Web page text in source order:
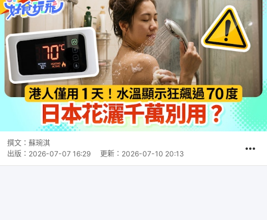
撰文： 蘇琬淇
出版： 2026-07-07 16:29 更新： 2026-07-10 20:13